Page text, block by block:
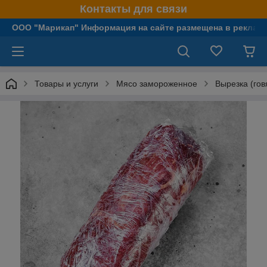
Контакты для связи
OOO "Марикап" Информация на сайте размещена в
Товары и услуги Мясо замороженное Вырезка